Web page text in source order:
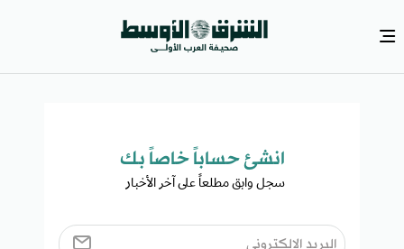
انشئ حساباً خاصاً بك​
سجل وابق مطلعاً على آخر الأخبار ​